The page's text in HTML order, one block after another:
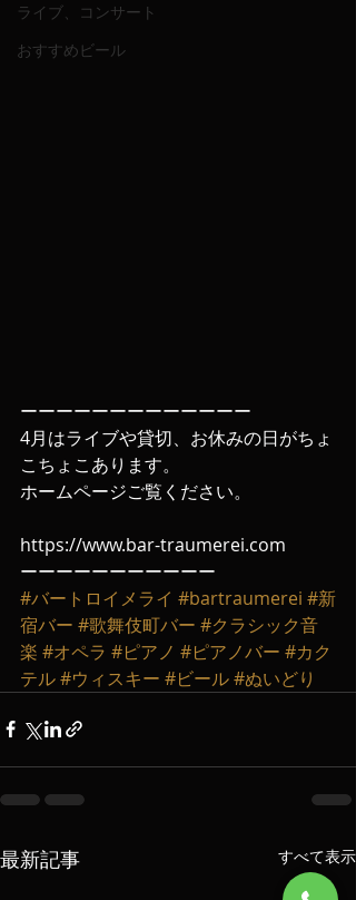
ライブ、コンサート
おすすめビール
ーーーーーーーーーーーーー
4月はライブや貸切、お休みの日がちょ
こちょこあります。
ホームページご覧ください。
https://www.bar-traumerei.com
ーーーーーーーーーーー
#バートロイメライ #bartraumerei #新
宿バー #歌舞伎町バー #クラシック音
楽 #オペラ #ピアノ #ピアノバー #カク
テル#ウィスキー #ビール#ぬいどり
最新記事 すべて表示